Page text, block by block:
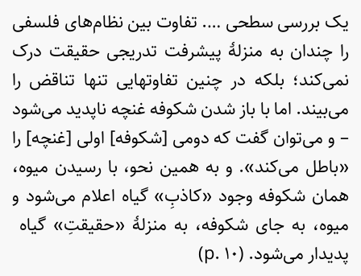
یک بررسی سطحی …. تفاوت بین نظام‌های فلسفی
را چندان به منزلۀ پیشرفت تدریجی حقیقت درک
نمی‌کند؛ بلکه در چنین تفاوتهایی تنها تناقض را
می‌بیند. اما با باز شدن شکوفه غنچه ناپدید می‌شود
– و می‌توان گفت که دومی [شکوفه] اولی [غنچه] را
«باطل می‌کند». و به همین نحو، با رسیدن میوه،
همان شکوفه وجود «کاذبِ» گیاه اعلام می‌شود و
میوه، به جای شکوفه، به منزلۀ «حقیقتِ» گیاه
پدیدار می‌شود. (p. ۱۰)